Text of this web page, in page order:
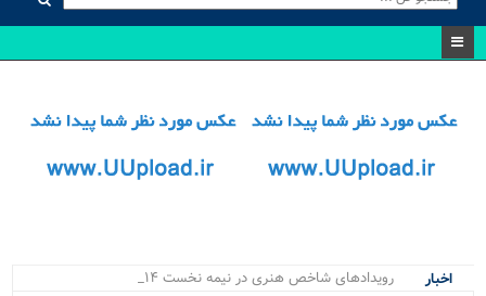
اخبار
رویدادهای شاخص هنری در نیمه نخست ۱۴۰۵ در _